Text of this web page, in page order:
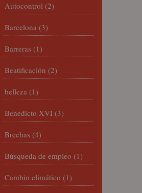
Autocontrol (2)
Barcelona (3)
Barreras (1)
Beatificación (2)
belleza (1)
Benedicto XVI (3)
Brechas (4)
Búsqueda de empleo (1)
Cambio climático (1)